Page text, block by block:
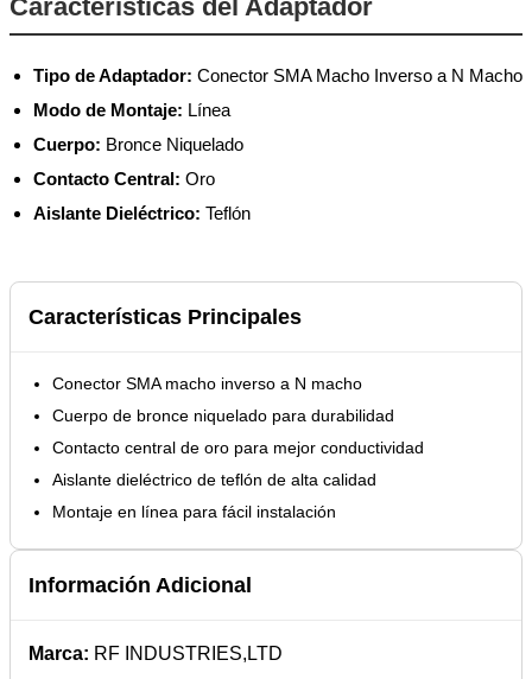
Características del Adaptador
Tipo de Adaptador: Conector SMA Macho Inverso a N Macho
Modo de Montaje: Línea
Cuerpo: Bronce Niquelado
Contacto Central: Oro
Aislante Dieléctrico: Teflón
Características Principales
Conector SMA macho inverso a N macho
Cuerpo de bronce niquelado para durabilidad
Contacto central de oro para mejor conductividad
Aislante dieléctrico de teflón de alta calidad
Montaje en línea para fácil instalación
Información Adicional
Marca: RF INDUSTRIES,LTD